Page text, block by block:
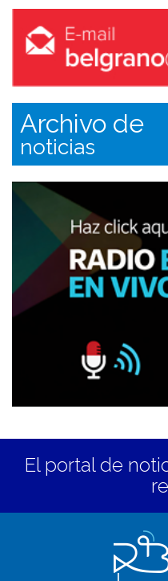
Archivo de
noticias
El portal de